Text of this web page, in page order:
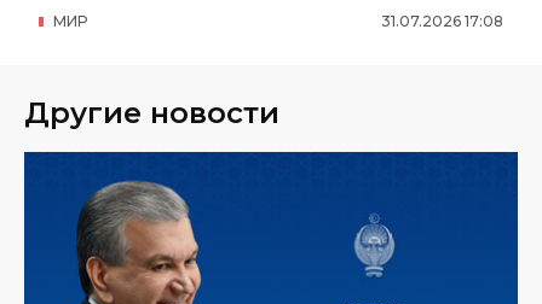
31.07.2026 17:08
МИР
Другие новости